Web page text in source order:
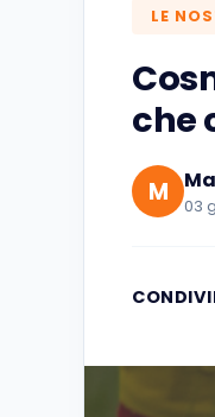
LE
che
M 03